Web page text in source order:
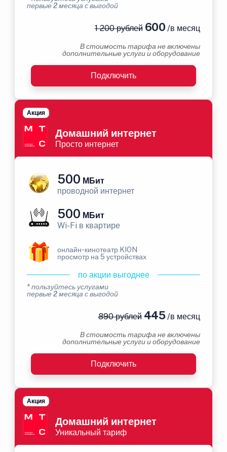
первые 2 месяца с выгодой
1 200 рублей600 /в месяц
В стоимость тарифа не включены
дополнительные услуги и оборудование
Подключить
Домашний интернет
Просто интернет
Акция
500 МБит
проводной интернет
500 МБит
Wi-Fi в квартире
онлайн-кинотеатр KION
просмотр на 5 устройствах
по акции выгоднее
* пользуйтесь услугами
первые 2 месяца с выгодой
890 рублей445 /в месяц
В стоимость тарифа не включены
дополнительные услуги и оборудование
Подключить
Домашний интернет
Уникальный тариф
Акция